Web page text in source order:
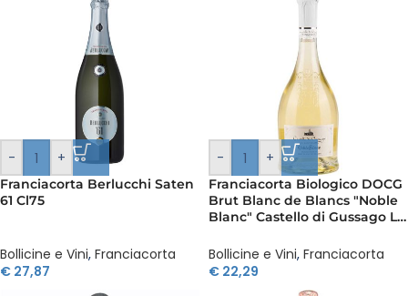
- +
Franciacorta Berlucchi Saten
61 Cl75
Bollicine e Vini, Franciacorta
€ 27,87
- +
Franciacorta Biologico DOCG
Brut Blanc de Blancs "Noble
Blanc" Castello di Gussago La
Bollicine e Vini, Franciacorta
€ 22,29